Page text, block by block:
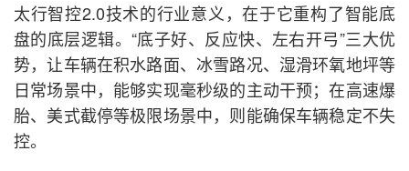
太行智控2.0技术的行业意义，在于它重构了智能底
盘的底层逻辑。“底子好、反应快、左右开弓”三大优
势，让车辆在积水路面、冰雪路况、湿滑环氧地坪等
日常场景中，能够实现毫秒级的主动干预；在高速爆
胎、美式截停等极限场景中，则能确保车辆稳定不失
控。